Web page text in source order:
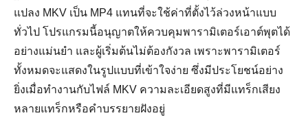
แปลง MKV เป็น MP4 แทนที่จะใช้ค่าที่ตั้งไว้ล่วงหน้าแบบ
ทั่วไป โปรแกรมนี้อนุญาตให้ควบคุมพารามิเตอร์เอาต์พุตได้
อย่างแม่นยำ และผู้เริ่มต้นไม่ต้องกังวล เพราะพารามิเตอร์
ทั้งหมดจะแสดงในรูปแบบที่เข้าใจง่าย ซึ่งมีประโยชน์อย่าง
ยิ่งเมื่อทำงานกับไฟล์ MKV ความละเอียดสูงที่มีแทร็กเสียง
หลายแทร็กหรือคำบรรยายฝังอยู่